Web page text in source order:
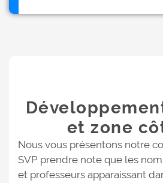
et zone
Nous vous présentons notre
SVP prendre note que les
et professeurs apparaissant